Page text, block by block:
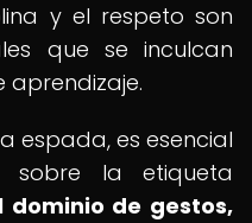
y el respeto son
que se inculcan
aprendizaje.
espada, es esencial
sobre la etiqueta
dominio de gestos,